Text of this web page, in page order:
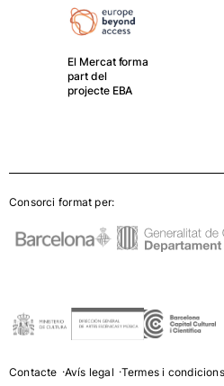
El Mercat forma
part del
projecte EBA
Consorci format per:
Contacte Avís legal Termes i condicions